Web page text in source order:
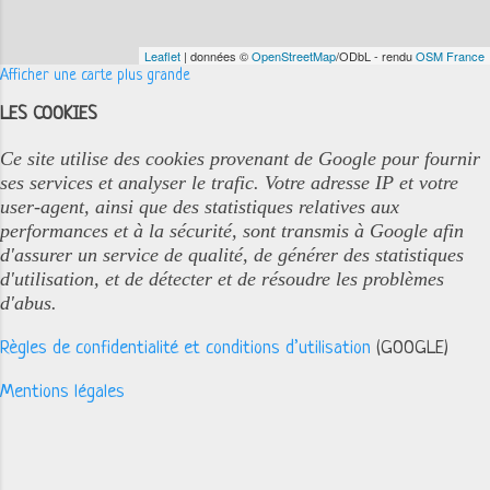
Leaflet | données ©OpenStreetMap/ODbL - renduOSM France
Afficher une carte plus grande
LES COOKIES
Ce site utilise des cookies provenant de Google pour fournir
ses services et analyser le trafic. Votre adresse IP et votre
user-agent, ainsi que des statistiques relatives aux
performances et à la sécurité, sont transmis à Google afin
d'assurer un service de qualité, de générer des statistiques
d'utilisation, et de détecter et de résoudre les problèmes
d'abus.
Règles de confidentialité et conditions d’utilisation (GOOGLE)
Mentions légales